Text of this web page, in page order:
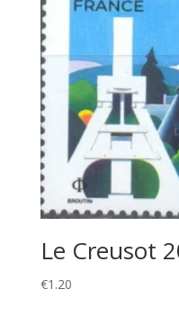
Le Creusot
€1.20